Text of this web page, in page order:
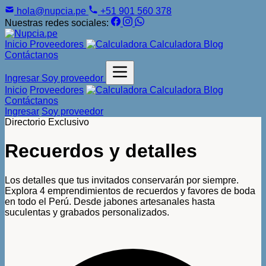
hola@nupcia.pe
+51 901 560 378
Nuestras redes sociales:
Inicio Proveedores Calculadora Blog
Contáctanos
Ingresar Soy proveedor
Inicio Proveedores Calculadora Blog
Contáctanos
Ingresar Soy proveedor
Directorio Exclusivo
Recuerdos y detalles
Los detalles que tus invitados conservarán por siempre.
Explora 4 emprendimientos de recuerdos y favores de boda
en todo el Perú. Desde jabones artesanales hasta
suculentas y grabados personalizados.